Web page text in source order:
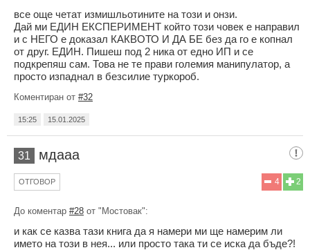
все още четат измишльотините на този и онзи.
Дай ми ЕДИН ЕКСПЕРИМЕНТ който този човек е направил
и с НЕГО е доказал КАКВОТО И ДА БЕ без да го е копнал
от друг. ЕДИН. Пишеш под 2 ника от едно ИП и се
подкрепяш сам. Това не те прави големия манипулатор, а
просто изпаднал в безсилие туркороб.
Коментиран от #32
15:25 15.01.2025
31 мдааа
2
4
ОТГОВОР
До коментар #28 от "Мостовак":
и как се казва тази книга да я намери ми ще намерим ли
името на този в нея... или просто така ти се иска да бъде?!